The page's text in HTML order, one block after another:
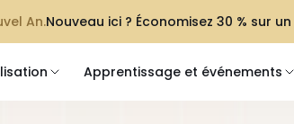
An.Nouveau ici ? Économisez 30 % sur
Apprentissage et événements